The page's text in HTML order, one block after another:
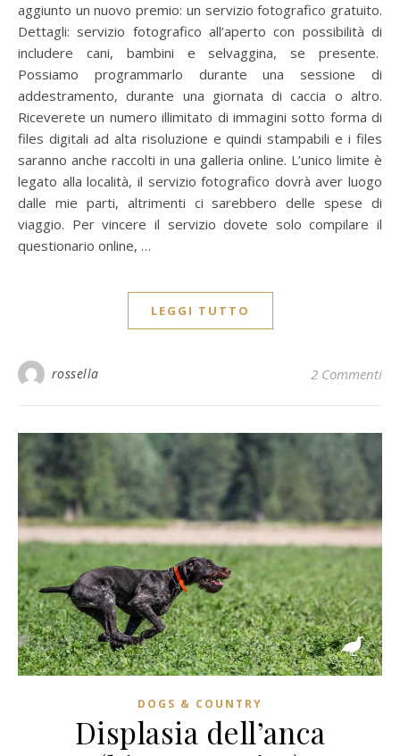
aggiunto un nuovo premio: un servizio fotografico gratuito.
Dettagli: servizio fotografico all’aperto con possibilità di
includere cani, bambini e selvaggina, se presente.
Possiamo programmarlo durante una sessione di
addestramento, durante una giornata di caccia o altro.
Riceverete un numero illimitato di immagini sotto forma di
files digitali ad alta risoluzione e quindi stampabili e i files
saranno anche raccolti in una galleria online. L’unico limite è
legato alla località, il servizio fotografico dovrà aver luogo
dalle mie parti, altrimenti ci sarebbero delle spese di
viaggio. Per vincere il servizio dovete solo compilare il
questionario online, …
LEGGI TUTTO
rossella 2 Commenti
DOGS & COUNTRY
Displasia dell’anca